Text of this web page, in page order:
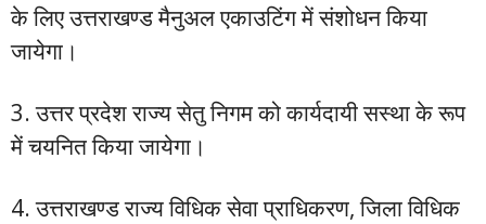
के लिए उत्तराखण्ड मैनुअल एकाउटिंग में संशोधन किया
जायेगा।
3. उत्तर प्रदेश राज्य सेतु निगम को कार्यदायी सस्था के रूप
में चयनित किया जायेगा।
4. उत्तराखण्ड राज्य विधिक सेवा प्राधिकरण, जिला विधिक